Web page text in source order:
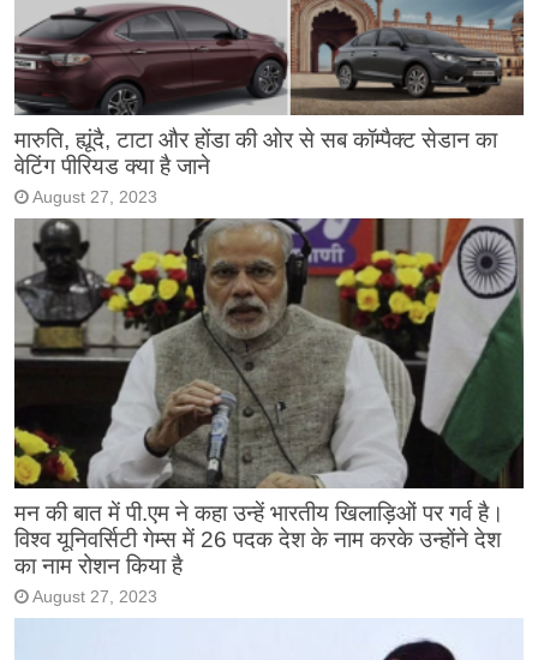
मारुति, ह्यूंदै, टाटा और होंडा की ओर से सब कॉम्पैक्ट सेडान का
वेटिंग पीरियड क्या है जाने
August 27, 2023
मन की बात में पी.एम ने कहा उन्हें भारतीय खिलाड़िओं पर गर्व है।
विश्व यूनिवर्सिटी गेम्स में 26 पदक देश के नाम करके उन्होंने देश
का नाम रोशन किया है
August 27, 2023